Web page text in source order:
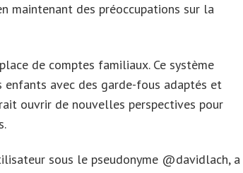
maintenant des préoccupations sur la
de comptes familiaux. Ce système
avec des garde-fous adaptés et
ouvrir de nouvelles perspectives pour
sous le pseudonyme @davidlach, a